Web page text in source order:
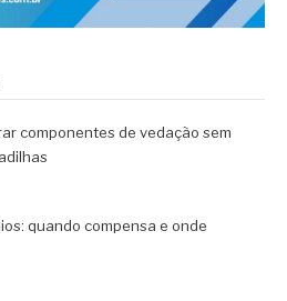
componentes de vedação sem
quando compensa e onde